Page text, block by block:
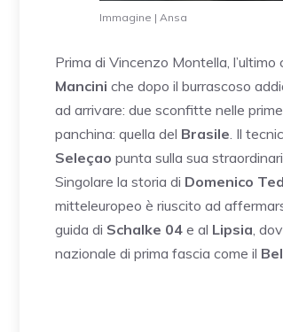
Immagine | Ansa
Prima di Vincenzo Montella,
Mancini che dopo il burrascoso
ad arrivare: due sconfitte nelle
panchina: quella del Brasile. Il
Seleçao punta sulla sua
Singolare la storia di Domenico
mitteleuropeo è riuscito ad
guida di Schalke 04 e al Lipsia,
nazionale di prima fascia come il